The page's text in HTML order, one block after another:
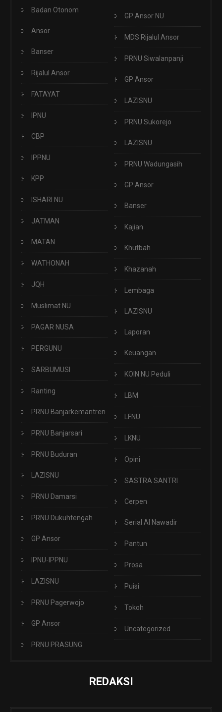
Badan Otonom
Ansor
Banser
Rijalul Ansor
FATAYAT
IPNU
CBP
IPPNU
KPP
ISHARI NU
JATMAN
MATAN
WATHONAH
JQH
Muslimat NU
PAGAR NUSA
PERGUNU
SARBUMUSI
Ranting
PRNU Banjarkemantren
PRNU Banjarsari
PRNU Buduran
LAZISNU
PRNU Damarsi
PRNU Dukuhtengah
GP Ansor
IPNU-IPPNU
LAZISNU
PRNU Pagerwojo
GP Ansor
PRNU PRASUNG
GP Ansor NU
MDS Rijalul Ansor
PRNU Siwalanpanji
GP Ansor
LAZISNU
PRNU Sukorejo
LAZISNU
PRNU Wadungasih
GP Ansor
Banser
Kajian
Khutbah
Khazanah
Lembaga
LAZISNU
Laporan
Keuangan
KOIN NU Peduli
LBM
LFNU
LKNU
Opini
SASTRA SANTRI
Cerpen
Serial Al Nawadir
Pantun
Prosa
Puisi
Tokoh
Uncategorized
REDAKSI